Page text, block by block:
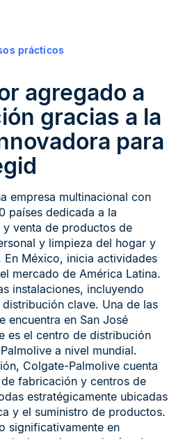
prácticos
agregado a
gracias a la
para
empresa multinacional con
países dedicada a la
venta de productos de
y limpieza del hogar y
México, inicia actividades
mercado de América Latina.
instalaciones, incluyendo
clave. Una de las
encuentra en San José
es el centro de distribución
a nivel mundial.
Colgate-Palmolive cuenta
fabricación y centros de
estratégicamente ubicadas
y el suministro de productos.
significativamente en